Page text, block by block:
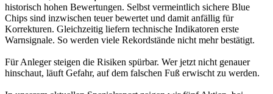
historisch hohen Bewertungen. Selbst vermeintlich sichere Blue
Chips sind inzwischen teuer bewertet und damit anfällig für
Korrekturen. Gleichzeitig liefern technische Indikatoren erste
Warnsignale. So werden viele Rekordstände nicht mehr bestätigt.
Für Anleger steigen die Risiken spürbar. Wer jetzt nicht genauer
hinschaut, läuft Gefahr, auf dem falschen Fuß erwischt zu werden.